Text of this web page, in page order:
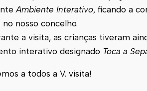
Ambiente Interativo, ficando a
nosso concelho.
a visita, as crianças tiveram
interativo designado Toca a
a todos a V. visita!